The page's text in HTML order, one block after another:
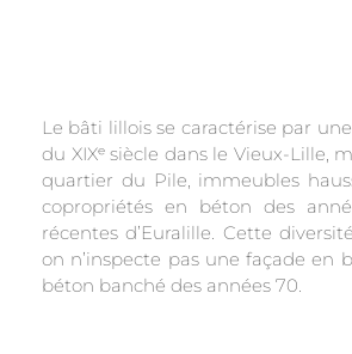
Le bâti lillois se caractérise par
du XIXᵉ siècle dans le Vieux-Lille,
quartier du Pile, immeubles
copropriétés en béton des
récentes d’Euralille. Cette
on n’inspecte pas une façade en
béton banché des années 70.